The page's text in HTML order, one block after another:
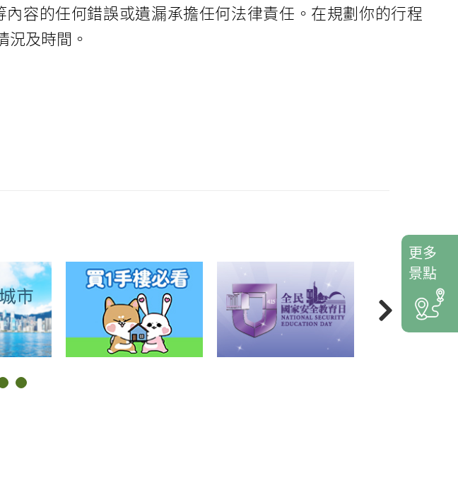
容的任何錯誤或遺漏承擔任何法律責任。在規劃你的行程
況及時間。
更多
景點